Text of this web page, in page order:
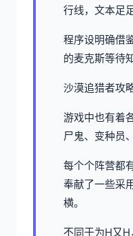
行线，文本足
程序设明确借
的麦克斯等待
沙漠追猎者攻略
游戏中也有着
尸鬼、变种员
每个个阵营都
奉献了一些采
横。
不同于为H又